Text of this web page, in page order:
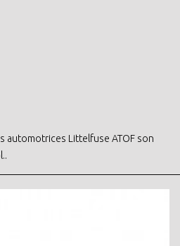
automotrices Littelfuse ATOF son